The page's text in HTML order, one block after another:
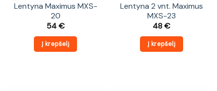
Lentyna Maximus MXS-
20
54€
Į krepšelį
Lentyna 2 vnt. Maximus
MXS-23
48€
Į krepšelį